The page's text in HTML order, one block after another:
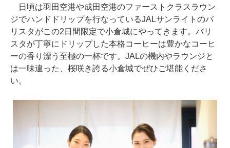
日頃は羽田空港や成田空港のファーストクラスラウン
ジでハンドドリップを行なっているJALサンライトのバ
リスタがこの2日間限定で小倉城にやってきます。バリ
スタが丁寧にドリップした本格コーヒーは豊かなコーヒ
ーの香り漂う至極の一杯です。JALの機内やラウンジと
は一味違った、桜咲き誇る小倉城でぜひご堪能くださ
い。